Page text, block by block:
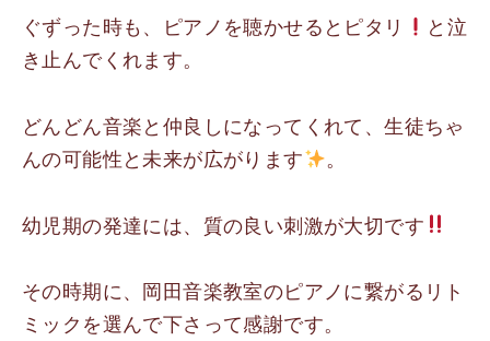
ぐずった時も、ピアノを聴かせるとピタリ
と泣
き止んでくれます。
どんどん音楽と仲良しになってくれて、生徒ちゃ
んの可能性と未来が広がります
。
幼児期の発達には、質の良い刺激が大切です
その時期に、岡田音楽教室のピアノに繋がるリト
ミックを選んで下さって感謝です。